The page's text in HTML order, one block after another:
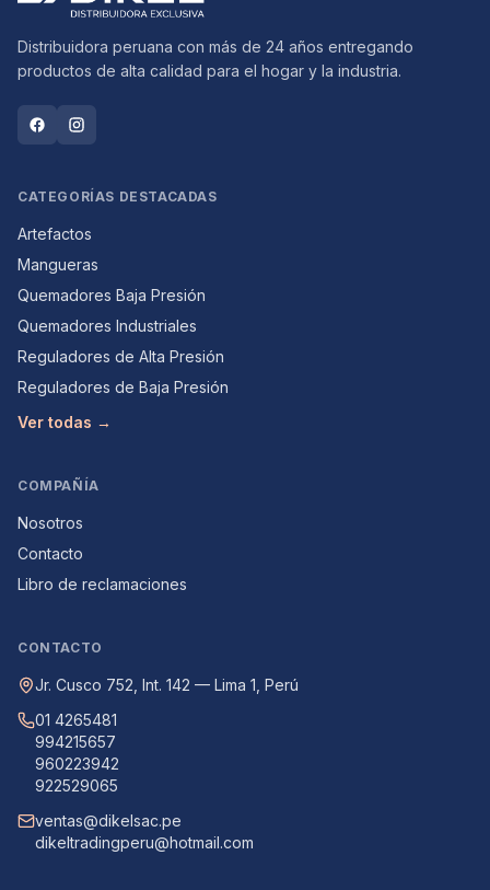
Distribuidora peruana con más de 24 años entregando
productos de alta calidad para el hogar y la industria.
CATEGORÍAS DESTACADAS
Artefactos
Mangueras
Quemadores Baja Presión
Quemadores Industriales
Reguladores de Alta Presión
Reguladores de Baja Presión
Ver todas →
COMPAÑÍA
Nosotros
Contacto
Libro de reclamaciones
CONTACTO
Jr. Cusco 752, Int. 142 — Lima 1, Perú
01 4265481
994215657
960223942
922529065
ventas@dikelsac.pe
dikeltradingperu@hotmail.com